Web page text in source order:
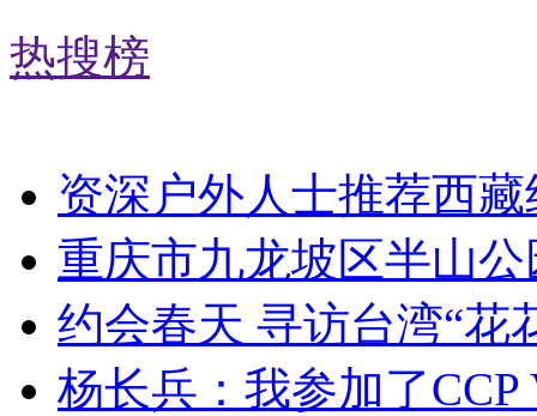
热搜榜
资深户外人士推荐西
重庆市九龙坡区半山
约会春天 寻访台湾“花
杨长兵：我参加了